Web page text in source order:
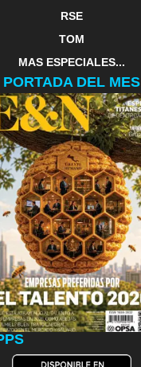
RSE
TOM
MAS ESPECIALES...
PORTADA DEL MES